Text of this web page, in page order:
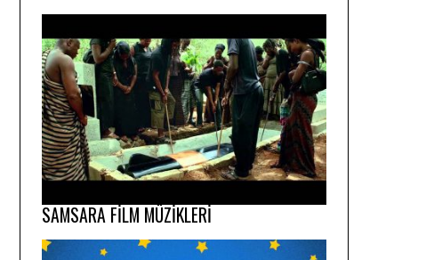
SAMSARA FİLM MÜZİKLERİ